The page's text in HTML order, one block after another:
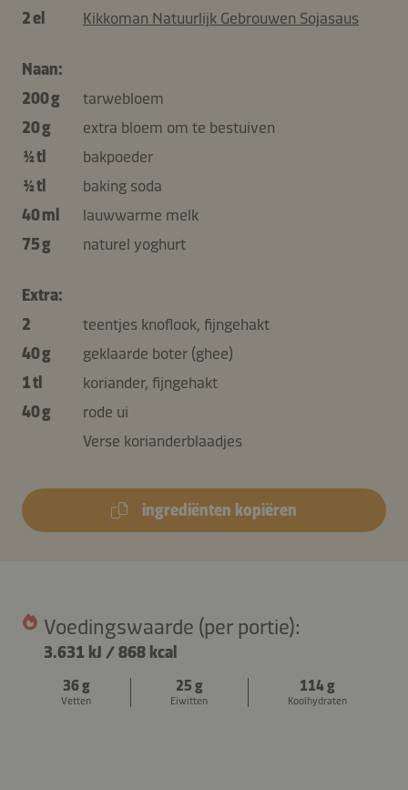
2 el
Kikkoman Natuurlijk Gebrouwen Sojasaus
Naan:
200 g
tarwebloem
20 g
extra bloem om te bestuiven
½ tl
bakpoeder
½ tl
baking soda
40 ml
lauwwarme melk
75 g
naturel yoghurt
Extra:
2
teentjes knoflook, fijngehakt
40 g
geklaarde boter (ghee)
1 tl
koriander, fijngehakt
40 g
rode ui
Verse korianderblaadjes
ingrediënten kopiëren
Voedingswaarde (per portie):
3.631 kJ /868 kcal
36 g
Vetten
25 g
Eiwitten
114 g
Koolhydraten